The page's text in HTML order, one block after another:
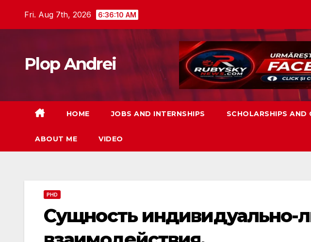
Fri. Aug 7th, 2026 6:36:11 AM
Plop Andrei
HOME JOBS AND INTERNSHIPS SCHOLARSHIPS AND
ABOUT ME VIDEO
PHD
Сущность индивидуально-